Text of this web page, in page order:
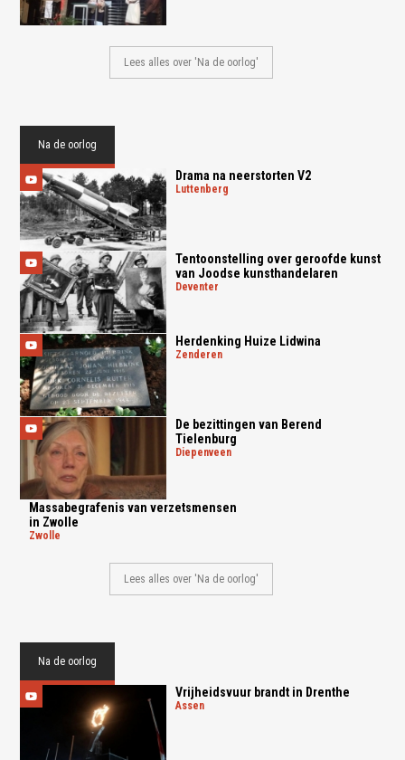
Lees alles over 'Na de oorlog'
Na de oorlog
Drama na neerstorten V2
luttenberg
Tentoonstelling over geroofde kunst
van Joodse kunsthandelaren
deventer
Herdenking Huize Lidwina
zenderen
De bezittingen van Berend
Tielenburg
diepenveen
Massabegrafenis van verzetsmensen
in Zwolle
zwolle
Lees alles over 'Na de oorlog'
Na de oorlog
Vrijheidsvuur brandt in Drenthe
assen